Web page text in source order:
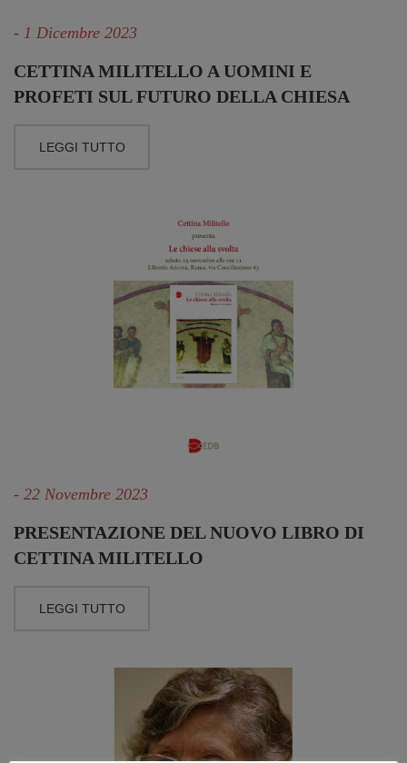
- 1 Dicembre 2023
CETTINA MILITELLO A UOMINI E
PROFETI SUL FUTURO DELLA CHIESA
LEGGI TUTTO
- 22 Novembre 2023
PRESENTAZIONE DEL NUOVO LIBRO DI
CETTINA MILITELLO
LEGGI TUTTO